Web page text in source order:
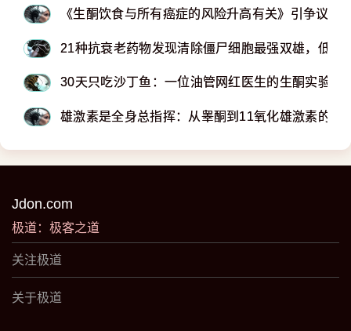
《生酮饮食与所有癌症的风险升高有关》引争议
​​​​​​​21种抗衰老药物发现清除僵尸细胞最强双雄，低碳
30天只吃沙丁鱼：一位油管网红医生的生酮实验全
雄激素是全身总指挥：从睾酮到11氧化雄激素的代
Jdon.com
极道：极客之道
关注极道
关于极道